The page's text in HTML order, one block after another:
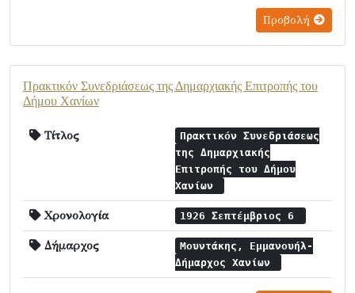
Προβολή
Πρακτικόν Συνεδριάσεως της Δημαρχιακής Επιτροπής του
Δήμου Χανίων
Τίτλος
Πρακτικόν Συνεδριάσεως
της Δημαρχιακής
Επιτροπής του Δήμου
Χανίων
Χρονολογία 1926 Σεπτέμβριος 6
Δήμαρχος
Μουντάκης, Εμμανουήλ-
Δήμαρχος Χανίων